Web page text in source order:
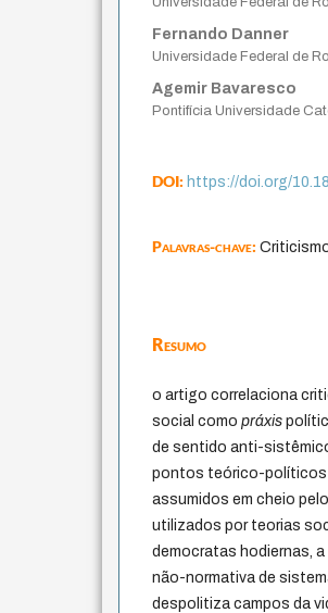
Fernando Danner
Universidade Federal de
Agemir Bavaresco
Pontifícia Universidade
DOI:https://doi.org/
Palavras-chave:
Resumo
o artigo correlaciona
social comopráxis
de sentido anti-
pontos teórico-
assumidos em cheio
utilizados por teorias
democratas hodiernas,
não-normativa de
despolitiza campos da